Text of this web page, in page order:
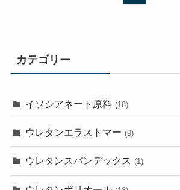
カテゴリー
イソシアネート原料 (18)
ウレタンエラストマー (9)
ウレタンスパンデックス (1)